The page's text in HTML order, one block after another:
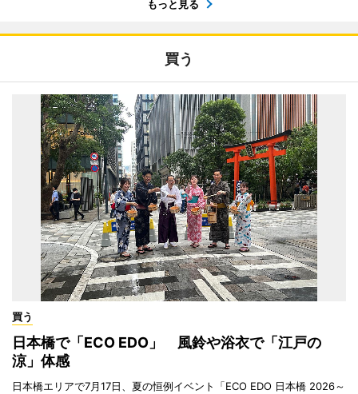
もっと見る
買う
買う
日本橋で「ECO EDO」 風鈴や浴衣で「江戸の
涼」体感
日本橋エリアで7月17日、夏の恒例イベント「ECO EDO 日本橋 2026～